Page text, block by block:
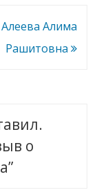
Алеева Алима
Рашитовна
о